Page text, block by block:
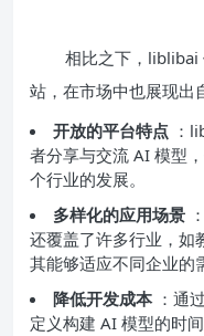
相比之下，liblibai
站，在市场中也展现出
开放的平台特点 ：
者分享与交流 AI 模型
个行业的发展。
多样化的应用场景
还覆盖了许多行业，如
其能够适应不同企业的
降低开发成本 ：通
定义构建 AI 模型的时